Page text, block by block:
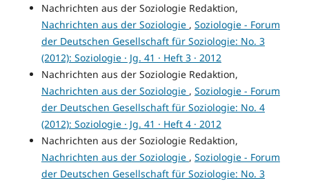
Nachrichten aus der Soziologie Redaktion,
Nachrichten aus der Soziologie , Soziologie - Forum
der Deutschen Gesellschaft für Soziologie: No. 3
(2012): Soziologie · Jg. 41 · Heft 3 · 2012
Nachrichten aus der Soziologie Redaktion,
Nachrichten aus der Soziologie , Soziologie - Forum
der Deutschen Gesellschaft für Soziologie: No. 4
(2012): Soziologie · Jg. 41 · Heft 4 · 2012
Nachrichten aus der Soziologie Redaktion,
Nachrichten aus der Soziologie , Soziologie - Forum
der Deutschen Gesellschaft für Soziologie: No. 3